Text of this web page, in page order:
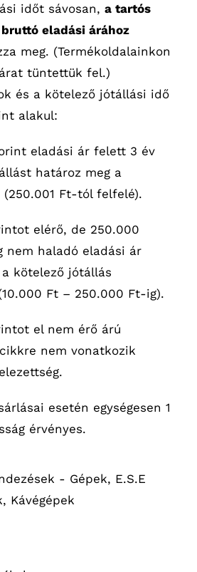
időt sávosan, a tartós
eladási árához
meg. (Termékoldalainkon
tüntettük fel.)
és a kötelező jótállási idő
alakul:
eladási ár felett 3 év
határoz meg a
(250.001 Ft-tól felfelé).
elérő, de 250.000
nem haladó eladási ár
kötelező jótállás
Ft – 250.000 Ft-ig).
el nem érő árú
nem vonatkozik
esetén egységesen 1
érvényes.
- Gépek, E.S.E
, Kávégépek